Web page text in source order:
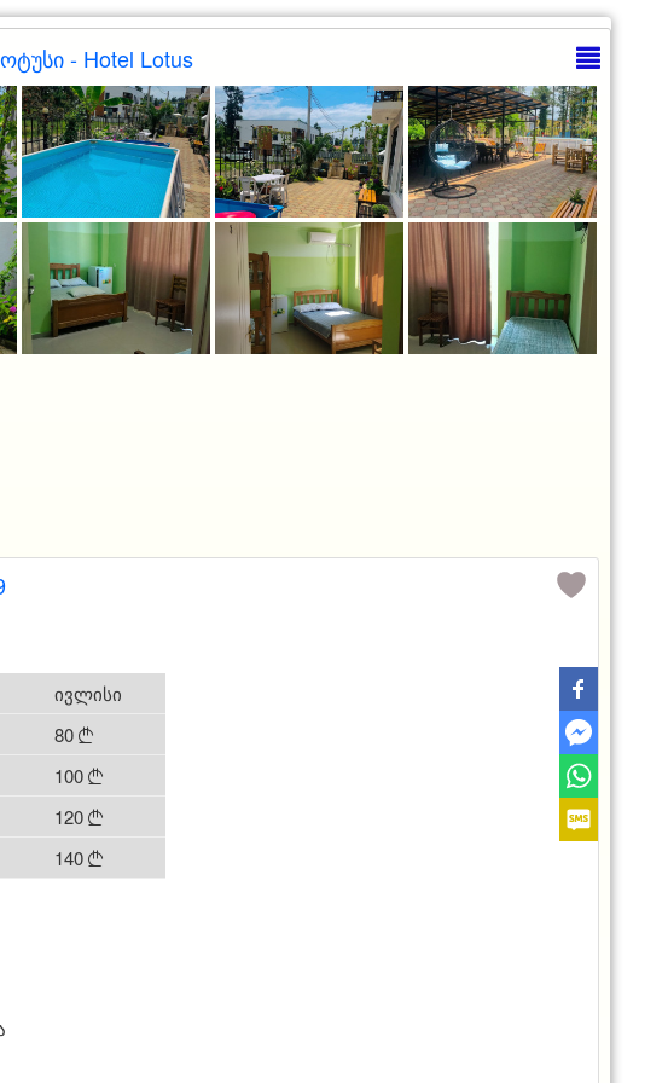
- Hotel Lotus
ივლისი
80 
100 
120 
140 